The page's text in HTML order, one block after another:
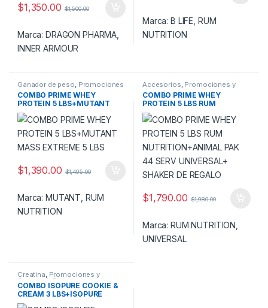
$1,350.00 $1,500.00
Marca:DRAGON PHARMA
INNER ARMOUR
Marca:B LIFE RUM
NUTRITION
Ganador de peso Promociones
y Combos!,Proteina
COMBO PRIME WHEY
PROTEIN 5 LBS+MUTANT
MASS EXTREME 5 LBS
$1,390.00 $1,495.00
Marca:MUTANT RUM
NUTRITION
Accesorios Promociones y
Combos!,Proteina, Vitaminas
COMBO PRIME WHEY
PROTEIN 5 LBS RUM
NUTRITION+ANIMAL PAK 44
SERV UNIVERSAL+ SHAKER
DE REGALO
$1,790.00 $1,980.00
Marca:RUM NUTRITION
UNIVERSAL
Creatina, Promociones y
Combos!,Proteina
COMBO ISOPURE COOKIE &
CREAM 3 LBS+ISOPURE
CREATINA 100 SERV